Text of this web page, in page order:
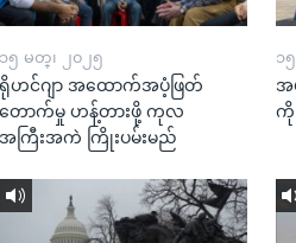
၁၅ မတ္၊ ၂၀၂၅
ရိုဟင်ဂျာ အထောက်အပံ့ဖြတ်
တောက်မှု ဟန့်တားဖို့ ကုလ
အကြီးအကဲ ကြိုးပမ်းမည်
၁
အ
ကို